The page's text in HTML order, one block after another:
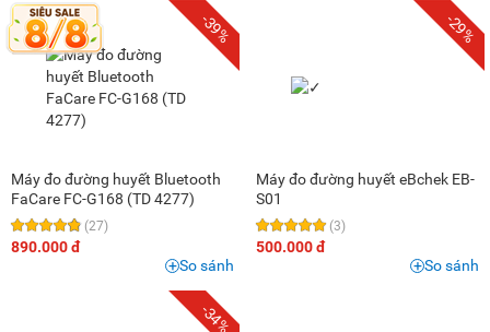
-39%
Máy đo đường huyết Bluetooth
FaCare FC-G168 (TD 4277)
(27)
890.000 đ
So sánh
-29%
Máy đo đường huyết eBchek EB-
S01
(3)
500.000 đ
So sánh
-34%